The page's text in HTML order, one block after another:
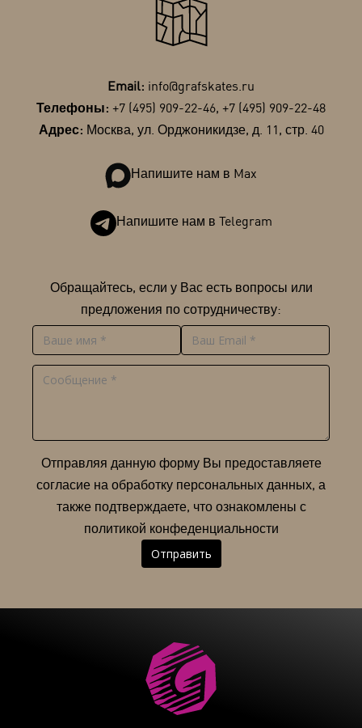
Email: info@grafskates.ru
Телефоны: +7 (495) 909-22-46, +7 (495) 909-22-48
Адрес: Москва, ул. Орджоникидзе, д. 11, стр. 40
Напишите нам в Max
Напишите нам в Telegram
Обращайтесь, если у Вас есть вопросы или
предложения по сотрудничеству:
Отправляя данную форму Вы предоставляете
согласие на обработку персональных данных, а
также подтверждаете, что ознакомлены с
политикой конфеденциальности